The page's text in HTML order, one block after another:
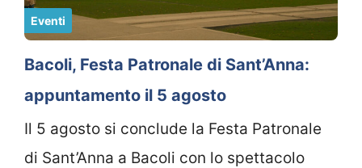
Eventi
Bacoli, Festa Patronale di Sant’Anna:
appuntamento il 5 agosto
Il 5 agosto si conclude la Festa Patronale
di Sant’Anna a Bacoli con lo spettacolo